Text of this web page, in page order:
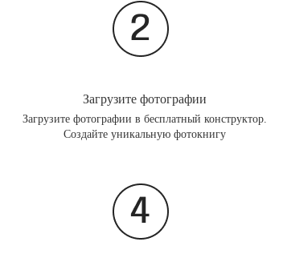
Загрузите фотографии
Загрузите фотографии в бесплатный конструктор.
Создайте уникальную фотокнигу